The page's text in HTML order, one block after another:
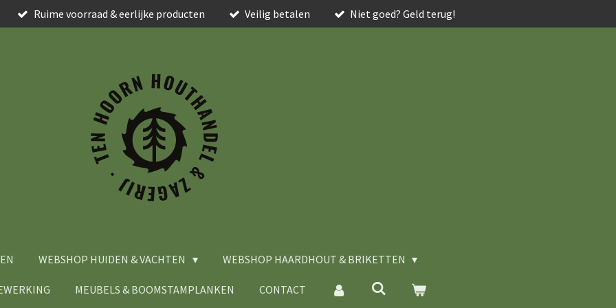
Ruime voorraad & eerlijke producten Veilig betalen Niet goed? Geld terug!
WEBSHOP HUIDEN & VACHTEN WEBSHOP HAARDHOUT & BRIKETTEN
MEUBELS & BOOMSTAMPLANKEN CONTACT